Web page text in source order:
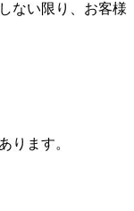
ない限り、お客様
ります。